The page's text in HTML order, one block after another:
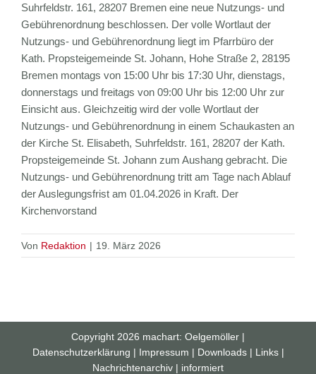
Suhrfeldstr. 161, 28207 Bremen eine neue Nutzungs- und
Gebührenordnung beschlossen. Der volle Wortlaut der
Nutzungs- und Gebührenordnung liegt im Pfarrbüro der
Kath. Propsteigemeinde St. Johann, Hohe Straße 2, 28195
Bremen montags von 15:00 Uhr bis 17:30 Uhr, dienstags,
donnerstags und freitags von 09:00 Uhr bis 12:00 Uhr zur
Einsicht aus. Gleichzeitig wird der volle Wortlaut der
Nutzungs- und Gebührenordnung in einem Schaukasten an
der Kirche St. Elisabeth, Suhrfeldstr. 161, 28207 der Kath.
Propsteigemeinde St. Johann zum Aushang gebracht. Die
Nutzungs- und Gebührenordnung tritt am Tage nach Ablauf
der Auslegungsfrist am 01.04.2026 in Kraft. Der
Kirchenvorstand
Von Redaktion | 19. März 2026
Copyright 2026 machart: Oelgemöller |
Datenschutzerklärung | Impressum | Downloads| Links|
Nachrichtenarchiv | informiert